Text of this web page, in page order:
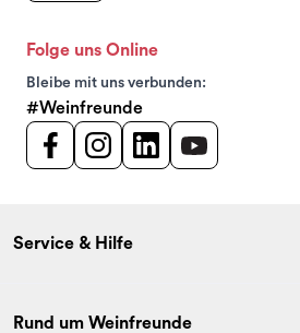
Folge uns Online
Bleibe mit uns verbunden:
#Weinfreunde
Service & Hilfe
Rund um Weinfreunde